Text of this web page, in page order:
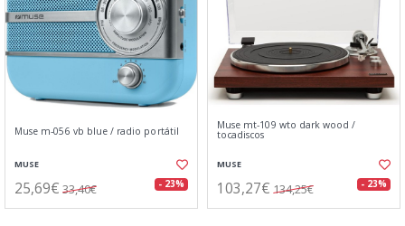
Muse m-056 vb blue / radio portátil
MUSE
25,69€ 33,40€ - 23%
Muse mt-109 wto dark wood /
tocadiscos
MUSE
103,27€ 134,25€ - 23%